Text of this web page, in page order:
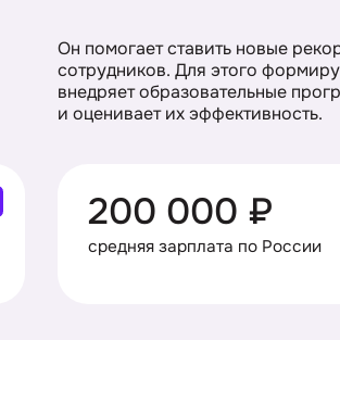
Он помогает ставить новые
сотрудников. Для этого
внедряет образовательные
и оценивает их эффективность.
200 000 ₽
средняя зарплата по России